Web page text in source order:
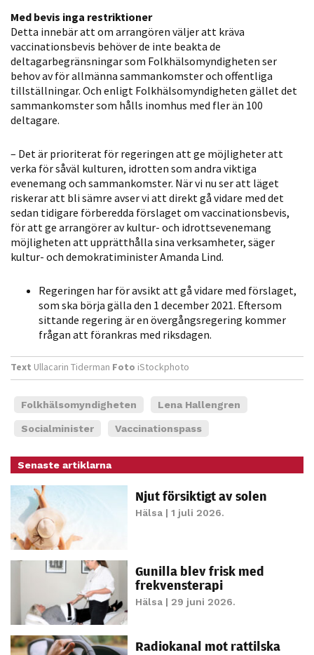
Med bevis inga restriktioner
Detta innebär att om arrangören väljer att kräva
vaccinationsbevis behöver de inte beakta de
deltagarbegränsningar som Folkhälsomyndigheten ser
behov av för allmänna sammankomster och offentliga
tillställningar. Och enligt Folkhälsomyndigheten gället det
sammankomster som hålls inomhus med fler än 100
deltagare.
– Det är prioriterat för regeringen att ge möjligheter att
verka för såväl kulturen, idrotten som andra viktiga
evenemang och sammankomster. När vi nu ser att läget
riskerar att bli sämre avser vi att direkt gå vidare med det
sedan tidigare förberedda förslaget om vaccinationsbevis,
för att ge arrangörer av kultur- och idrottsevenemang
möjligheten att upprätthålla sina verksamheter, säger
kultur- och demokratiminister Amanda Lind.
Regeringen har för avsikt att gå vidare med förslaget,
som ska börja gälla den 1 december 2021. Eftersom
sittande regering är en övergångsregering kommer
frågan att förankras med riksdagen.
Text Ullacarin Tiderman Foto iStockphoto
Folkhälsomyndigheten Lena Hallengren
Socialminister Vaccinationspass
Senaste artiklarna
Njut försiktigt av solen
Hälsa| 1 juli 2026.
Gunilla blev frisk med
frekvensterapi
Hälsa| 29 juni 2026.
Radiokanal mot rattilska
hur hemsidan
används.
Upplevelse
prestera så
bra som
möjligt under
ditt besök.
Om du nekar
de här
kakorna
funktionalitet
att försvinna
från
hemsidan.
Genom att dela
med dig av dina
chansen att få se
personligt